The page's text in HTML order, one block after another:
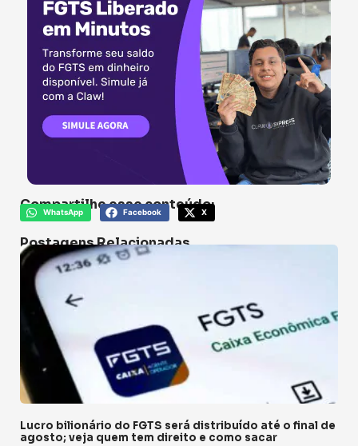
Compartilhe esse conteúdo:
WhatsApp Facebook X
Postagens Relacionadas
Lucro bilionário do FGTS será distribuído até o final de
agosto; veja quem tem direito e como sacar